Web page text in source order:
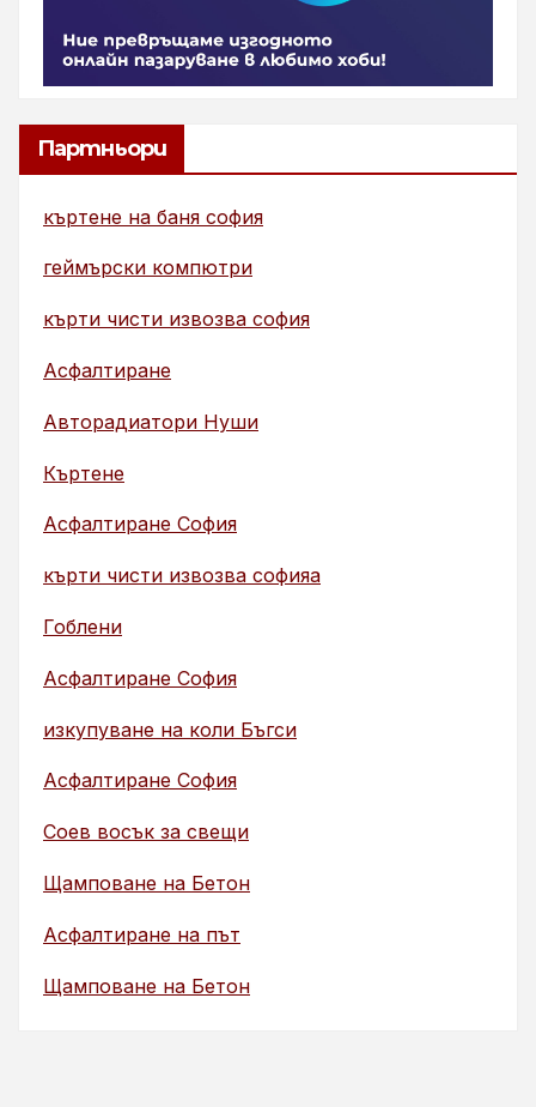
Партньори
къртене на баня софия
геймърски компютри
кърти чисти извозва софия
Асфалтиране
Авторадиатори Нуши
Къртене
Асфалтиране София
кърти чисти извозва софияа
Гоблени
Асфалтиране София
изкупуване на коли Бъгси
Асфалтиране София
Соев восък за свещи
Щамповане на Бетон
Асфалтиране на път
Щамповане на Бетон